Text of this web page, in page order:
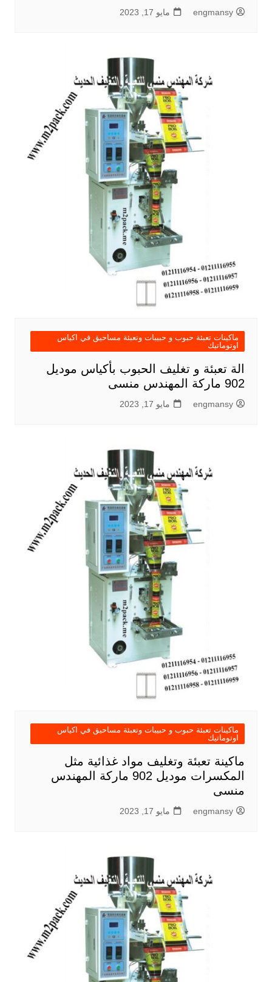
engmansy مايو 17, 2023
ماكينات تعبئة حبوب و حبيبات وتعبئة مساحيق في اكياس
اوتوماتيك
الة تعبئة و تغليف الحبوب بأكياس موديل
902 ماركة المهندس منسى
engmansy مايو 17, 2023
ماكينات تعبئة حبوب و حبيبات وتعبئة مساحيق في اكياس
اوتوماتيك
ماكينة تعبئة وتغليف مواد غذائية مثل
المكسرات موديل 902 ماركة المهندس
منسى
engmansy مايو 17, 2023